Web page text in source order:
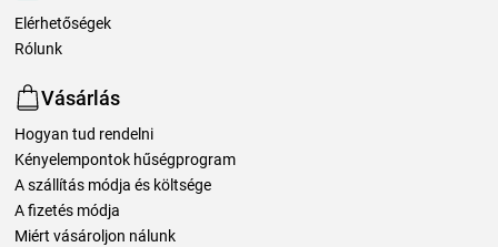
Elérhetőségek
Rólunk
Vásárlás
Hogyan tud rendelni
Kényelempontok hűségprogram
A szállítás módja és költsége
A fizetés módja
Miért vásároljon nálunk